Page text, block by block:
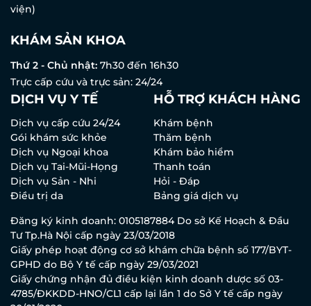
viện)
KHÁM SẢN KHOA
Thứ 2 - Chủ nhật: 7h30 đến 16h30
Trực cấp cứu và trực sản: 24/24
DỊCH VỤ Y TẾ
Dịch vụ cấp cứu 24/24
Gói khám sức khỏe
Dịch vụ Ngoại khoa
Dịch vụ Tai-Mũi-Họng
Dịch vụ Sản - Nhi
Điều trị da
HỖ TRỢ KHÁCH HÀNG
Khám bệnh
Thăm bệnh
Khám bảo hiểm
Thanh toán
Hỏi - Đáp
Bảng giá dịch vụ
Đăng ký kinh doanh: 0105187884 Do sở Kế Hoạch & Đầu
Tư Tp.Hà Nội cấp ngày 23/03/2018
Giấy phép hoạt động cơ sở khám chữa bệnh số 177/BYT-
GPHD do Bộ Y tế cấp ngày 29/03/2021
Giấy chứng nhận đủ điều kiện kinh doanh dược số 03-
4785/ĐKKDD-HNO/CL1 cấp lại lần 1 do Sở Y tế cấp ngày